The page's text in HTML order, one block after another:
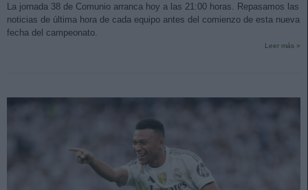
La jornada 38 de Comunio arranca hoy a las 21:00 horas. Repasamos las
noticias de última hora de cada equipo antes del comienzo de esta nueva
fecha del campeonato.
Leer más »